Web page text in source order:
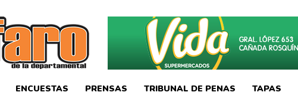
El
Faro
Deportivo
ENCUESTAS PRENSAS TRIBUNAL DE PENAS TAPAS